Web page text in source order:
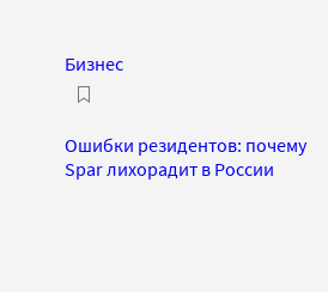
Бизнес
Ошибки резидентов: почему
Spar лихорадит в России